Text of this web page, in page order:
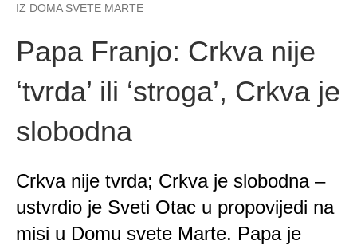
Crkva
slobodna
IZ DOMA SVETE MARTE
Papa Franjo: Crkva nije
‘tvrda’ ili ‘stroga’, Crkva je
slobodna
Crkva nije tvrda; Crkva je slobodna –
ustvrdio je Sveti Otac u propovijedi na
misi u Domu svete Marte. Papa je